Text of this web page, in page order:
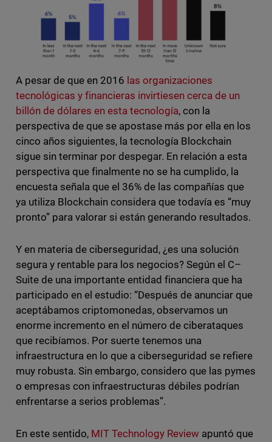
A pesar de que en 2016 las organizaciones
tecnológicas y financieras invirtiesen cerca de un
billón de dólares en esta tecnología, con la
perspectiva de que se apostase más por ella en los
cinco años siguientes, la tecnología Blockchain
sigue sin terminar por despegar. En relación a esta
perspectiva que finalmente no se ha cumplido, la
encuesta señala que el 36% de las compañías que
ya utiliza Blockchain considera que todavía es “muy
pronto” para valorar si están generando resultados.
Y en materia de ciberseguridad, ¿es una solución
segura y rentable para los negocios?Según el C–
Suite de una importante entidad financiera que ha
participado en el estudio: “Después de anunciar que
aceptábamos criptomonedas, observamos un
enorme incremento en el número de ciberataques
que recibíamos. Por suerte tenemos una
infraestructura en lo que a ciberseguridad se refiere
muy robusta. Sin embargo, considero que las pymes
o empresas con infraestructuras débiles podrían
enfrentarse a serios problemas”.
En este sentido, MIT Technology Review apuntó que